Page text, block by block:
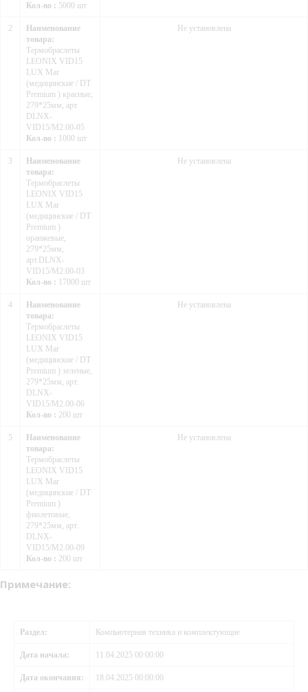
Кол-во : 5000 шт
2
Наименование
товара:
Термобраслеты
LEONIX VID15
LUX Mar
(медицинские / DT
Premium ) красные,
279*25мм, арт.
DLNX-
VID15/M2.00-05
Кол-во : 1000 шт
Не установлена
3
Наименование
товара:
Термобраслеты
LEONIX VID15
LUX Mar
(медицинские / DT
Premium )
оранжевые,
279*25мм,
арт.DLNX-
VID15/M2.00-03
Кол-во : 17000 шт
Не установлена
4
Наименование
товара:
Термобраслеты
LEONIX VID15
LUX Mar
(медицинские / DT
Premium ) зеленые,
279*25мм, арт.
DLNX-
VID15/M2.00-06
Кол-во : 200 шт
Не установлена
5
Наименование
товара:
Термобраслеты
LEONIX VID15
LUX Mar
(медицинские / DT
Premium )
фиолетовые,
279*25мм, арт.
DLNX-
VID15/M2.00-09
Кол-во : 200 шт
Не установлена
Примечание:
Раздел: Компьютерная техника и комплектующие
Дата начала: 11.04.2025 00:00:00
Дата окончания: 18.04.2025 00:00:00